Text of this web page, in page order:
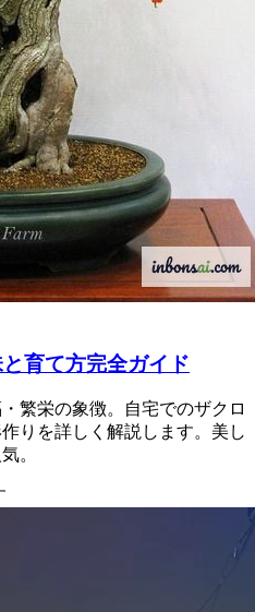
育て方完全ガイド
繁栄の象徴。自宅でのザクロ
りを詳しく解説します。美し
。